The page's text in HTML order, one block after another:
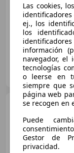
06/2021
GRUPO FLEXICAR
ES-41007 SEVILLA
Las cookies,
ej., los
los
información
navegador, el
tecnologías
o leerse en
siempre que
página web
se recogen en
Puede
Gestor de
privacidad.